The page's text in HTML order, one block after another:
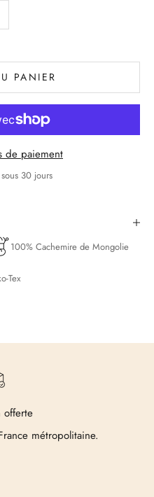
PANIER
de paiement
sous 30 jours
100% Cachemire de Mongolie
Tex
offerte
métropolitaine.